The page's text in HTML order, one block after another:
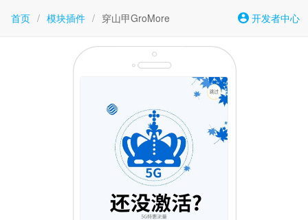
首页 / 模块插件 / 穿山甲GroMore 开发者中心